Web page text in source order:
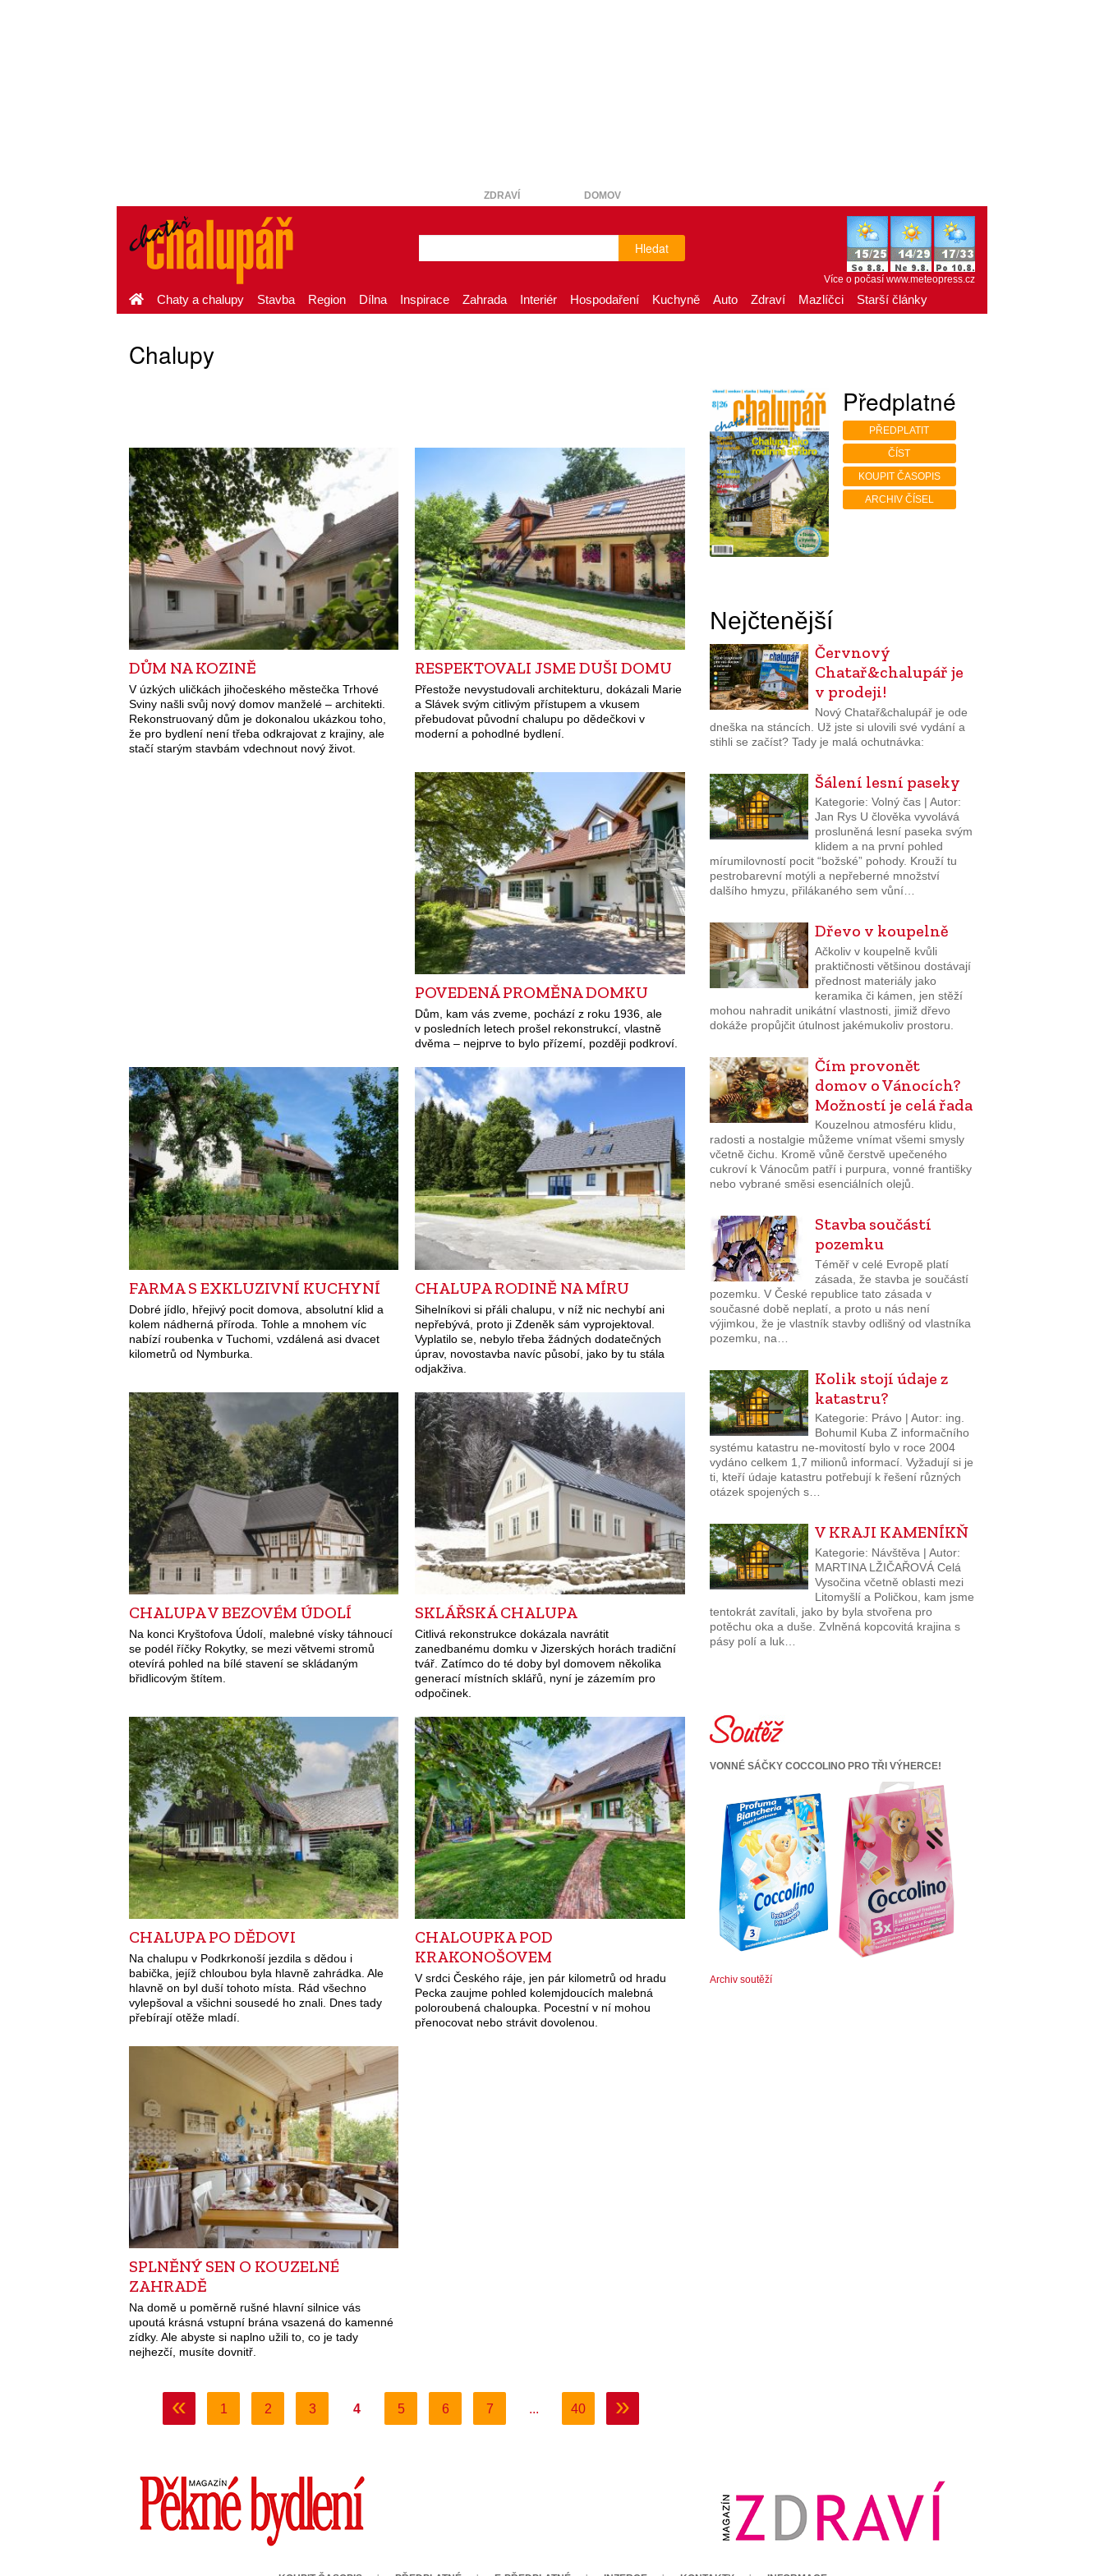
ZDRAVÍ DOMOV
Hledat
Více o počasí www.meteopress.cz
Chaty a chalupy Stavba Region Dílna Inspirace Zahrada Interiér Hospodaření Kuchyně Auto Zdraví Mazlíčci Starší články
Chalupy
DŮM NA KOZINĚ
V úzkých uličkách jihočeského městečka Trhové
Sviny našli svůj nový domov manželé – architekti.
Rekonstruovaný dům je dokonalou ukázkou toho,
že pro bydlení není třeba odkrajovat z krajiny, ale
stačí starým stavbám vdechnout nový život.
RESPEKTOVALI JSME DUŠI DOMU
Přestože nevystudovali architekturu, dokázali Marie
a Slávek svým citlivým přístupem a vkusem
přebudovat původní chalupu po dědečkovi v
moderní a pohodlné bydlení.
POVEDENÁ PROMĚNA DOMKU
Dům, kam vás zveme, pochází z roku 1936, ale
v posledních letech prošel rekonstrukcí, vlastně
dvěma – nejprve to bylo přízemí, později podkroví.
FARMA S EXKLUZIVNÍ KUCHYNÍ
Dobré jídlo, hřejivý pocit domova, absolutní klid a
kolem nádherná příroda. Tohle a mnohem víc
nabízí roubenka v Tuchomi, vzdálená asi dvacet
kilometrů od Nymburka.
CHALUPA RODINĚ NA MÍRU
Sihelníkovi si přáli chalupu, v níž nic nechybí ani
nepřebývá, proto ji Zdeněk sám vyprojektoval.
Vyplatilo se, nebylo třeba žádných dodatečných
úprav, novostavba navíc působí, jako by tu stála
odjakživa.
CHALUPA V BEZOVÉM ÚDOLÍ
Na konci Kryštofova Údolí, malebné vísky táhnoucí
se podél říčky Rokytky, se mezi větvemi stromů
otevírá pohled na bílé stavení se skládaným
břidlicovým štítem.
SKLÁŘSKÁ CHALUPA
Citlivá rekonstrukce dokázala navrátit
zanedbanému domku v Jizerských horách tradiční
tvář. Zatímco do té doby byl domovem několika
generací místních sklářů, nyní je zázemím pro
odpočinek.
CHALUPA PO DĚDOVI
Na chalupu v Podkrkonoší jezdila s dědou i
babička, jejíž chloubou byla hlavně zahrádka. Ale
hlavně on byl duší tohoto místa. Rád všechno
vylepšoval a všichni sousedé ho znali. Dnes tady
přebírají otěže mladí.
CHALOUPKA POD
KRAKONOŠOVEM
V srdci Českého ráje, jen pár kilometrů od hradu
Pecka zaujme pohled kolemjdoucích malebná
poloroubená chaloupka. Pocestní v ní mohou
přenocovat nebo strávit dovolenou.
SPLNĚNÝ SEN O KOUZELNÉ
ZAHRADĚ
Na domě u poměrně rušné hlavní silnice vás
upoutá krásná vstupní brána vsazená do kamenné
zídky. Ale abyste si naplno užili to, co je tady
nejhezčí, musíte dovnitř.
« 1 2 3 4 5 6 7 ... 40 »
Předplatné
PŘEDPLATIT
ČÍST
KOUPIT ČASOPIS
ARCHIV ČÍSEL
Nejčtenější
Červnový
Chatař&chalupář je
v prodeji!
Nový Chatař&chalupář je ode
dneška na stáncích. Už jste si ulovili své vydání a
stihli se začíst? Tady je malá ochutnávka:
Šálení lesní paseky
Kategorie: Volný čas | Autor:
Jan Rys U člověka vyvolává
prosluněná lesní paseka svým
klidem a na první pohled
mírumilovností pocit “božské” pohody. Krouží tu
pestrobarevní motýli a nepřeberné množství
dalšího hmyzu, přilákaného sem vůní…
Dřevo v koupelně
Ačkoliv v koupelně kvůli
praktičnosti většinou dostávají
přednost materiály jako
keramika či kámen, jen stěží
mohou nahradit unikátní vlastnosti, jimiž dřevo
dokáže propůjčit útulnost jakémukoliv prostoru.
Čím provonět
domov o Vánocích?
Možností je celá řada
Kouzelnou atmosféru klidu,
radosti a nostalgie můžeme vnímat všemi smysly
včetně čichu. Kromě vůně čerstvě upečeného
cukroví k Vánocům patří i purpura, vonné františky
nebo vybrané směsi esenciálních olejů.
Stavba součástí
pozemku
Téměř v celé Evropě platí
zásada, že stavba je součástí
pozemku. V České republice tato zásada v
současné době neplatí, a proto u nás není
výjimkou, že je vlastník stavby odlišný od vlastníka
pozemku, na…
Kolik stojí údaje z
katastru?
Kategorie: Právo | Autor: ing.
Bohumil Kuba Z informačního
systému katastru ne-movitostí bylo v roce 2004
vydáno celkem 1,7 milionů informací. Vyžadují si je
ti, kteří údaje katastru potřebují k řešení různých
otázek spojených s…
V KRAJI KAMENÍKŇ
Kategorie: Návštěva | Autor:
MARTINA LŽIČAŘOVÁ Celá
Vysočina včetně oblasti mezi
Litomyšlí a Poličkou, kam jsme
tentokrát zavítali, jako by byla stvořena pro
potěchu oka a duše. Zvlněná kopcovitá krajina s
pásy polí a luk…
VONNÉ SÁČKY COCCOLINO PRO TŘI VÝHERCE!
Archiv soutěží